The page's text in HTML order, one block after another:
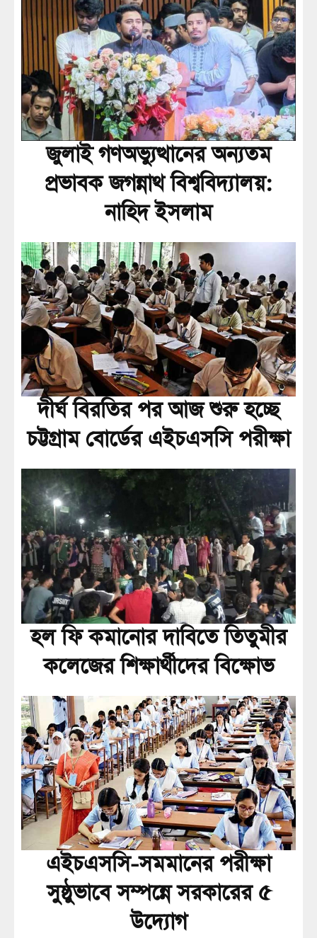
জুলাই গণঅভ্যুত্থানের অন্যতম
প্রভাবক জগন্নাথ বিশ্ববিদ্যালয়:
নাহিদ ইসলাম
দীর্ঘ বিরতির পর আজ শুরু হচ্ছে
চট্টগ্রাম বোর্ডের এইচএসসি পরীক্ষা
হল ফি কমানোর দাবিতে তিতুমীর
কলেজের শিক্ষার্থীদের বিক্ষোভ
এইচএসসি-সমমানের পরীক্ষা
সুষ্ঠুভাবে সম্পন্নে সরকারের ৫
উদ্যোগ